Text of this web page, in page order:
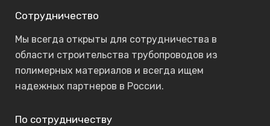
Сотрудничество
Мы всегда открыты для сотрудничества в
области строительства трубопроводов из
полимерных материалов и всегда ищем
надежных партнеров в России.
По сотрудничеству